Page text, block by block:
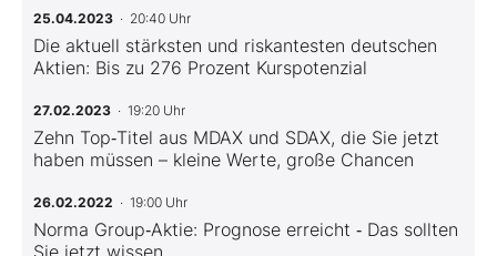
25.04.2023 · 20:40 Uhr
Die aktuell stärksten und riskantesten deutschen
Aktien: Bis zu 276 Prozent Kurspotenzial
27.02.2023 · 19:20 Uhr
Zehn Top‑Titel aus MDAX und SDAX, die Sie jetzt
haben müssen – kleine Werte, große Chancen
26.02.2022 · 19:00 Uhr
Norma Group‑Aktie: Prognose erreicht ‑ Das sollten